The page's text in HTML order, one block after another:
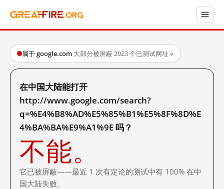
属于 google.com·大部分被屏蔽·2923 个已测试网址→
在中国大陆能打开
http://www.google.com/search?
q=%E4%B8%AD%E5%85%B1%E5%8F%8D%E
4%BA%BA%E9%A1%9E 吗？
不能。
它已被屏蔽——最近 1 次有定论的测试中有 100% 在中
国大陆失败。